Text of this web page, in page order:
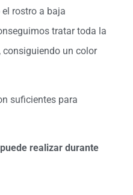
rostro a baja
tratar toda la
un color
suficientes para
realizar durante